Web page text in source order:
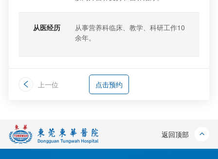
从医经历
从事营养科临床、教学、科研工作10
余年。
上一位 点击预约
返回顶部